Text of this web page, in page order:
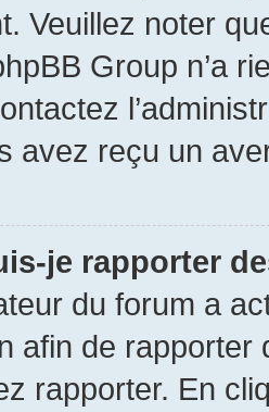
Veuillez noter
Group n’a
avez reçu un
je rapporter
du forum a
afin de
rapporter. En